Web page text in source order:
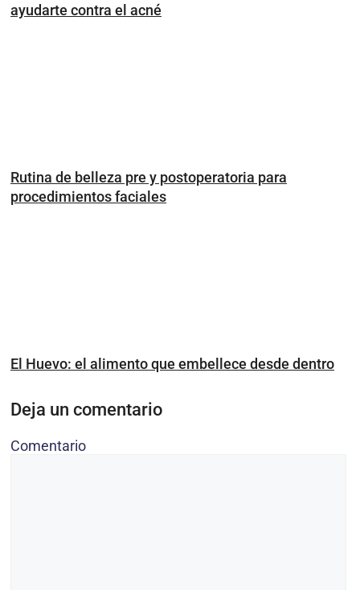
ayudarte contra el acné
Rutina de belleza pre y postoperatoria para
procedimientos faciales
El Huevo: el alimento que embellece desde dentro
Deja un comentario
Comentario